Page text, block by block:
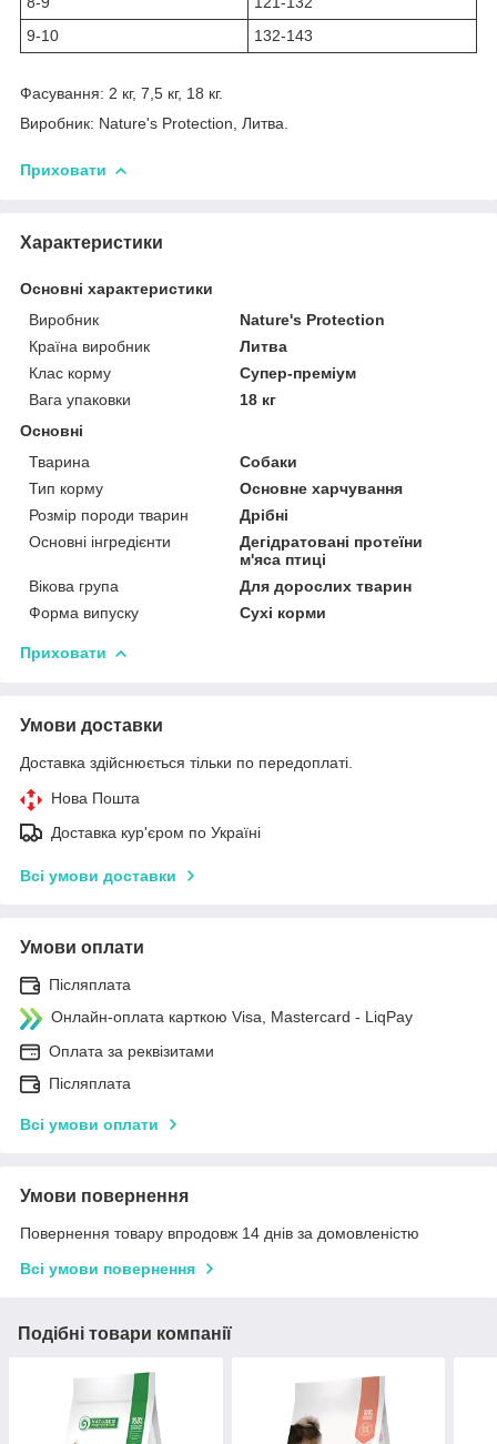
9-10
132-143
Фасування: 2 кг, 7,5 кг, 18 кг.
Виробник: Nature's Protection, Литва.
Приховати
Характеристики
Основні характеристики
Виробник
Nature's Protection
Країна виробник
Литва
Клас корму
Супер-преміум
Вага упаковки
18 кг
Основні
Тварина
Собаки
Тип корму
Основне харчування
Розмір породи тварин
Дрібні
Основні інгредієнти
Дегідратовані протеїни
м'яса птиці
Вікова група
Для дорослих тварин
Форма випуску
Сухі корми
Приховати
Умови доставки
Доставка здійснюється тільки по передоплаті.
Нова Пошта
Доставка кур'єром по Україні
Всі умови доставки
Умови оплати
Післяплата
Онлайн-оплата карткою Visa, Mastercard - LiqPay
Оплата за реквізитами
Післяплата
Всі умови оплати
Умови повернення
Повернення товару впродовж 14 днів за домовленістю
Всі умови повернення
Подібні товари компанії